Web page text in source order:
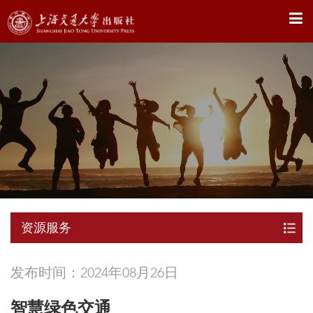
X
资源服务
发布时间：2024年08月26日
智慧绿色交通